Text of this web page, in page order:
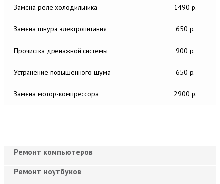
Замена реле холодильника 1490 р.
Замена шнура электропитания 650 р.
Прочистка дренажной системы 900 р.
Устранение повышенного шума 650 р.
Замена мотор-компрессора 2900 р.
Ремонт компьютеров
Ремонт ноутбуков